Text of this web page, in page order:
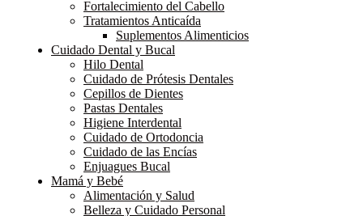
Fortalecimiento del Cabello
Tratamientos Anticaída
Suplementos Alimenticios
Cuidado Dental y Bucal
Hilo Dental
Cuidado de Prótesis Dentales
Cepillos de Dientes
Pastas Dentales
Higiene Interdental
Cuidado de Ortodoncia
Cuidado de las Encías
Enjuagues Bucal
Mamá y Bebé
Alimentación y Salud
Belleza y Cuidado Personal